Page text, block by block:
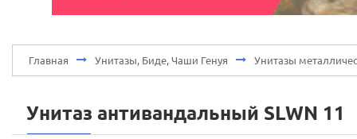
Главная Унитазы, Биде, Чаши Генуя Унитазы
Унитаз антивандальный SLWN 11